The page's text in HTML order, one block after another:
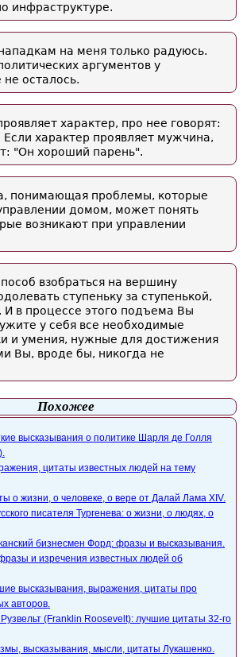
инфраструктуре.
на меня только радуюсь.
аргументов у
осталось.
характер, про нее говорят:
характер проявляет мужчина,
"Он хороший парень".
понимающая проблемы, которые
домом, может понять
возникают при управлении
взобраться на вершину
ступеньку за ступенькой,
И в процессе этого подъема Вы
у себя все необходимые
и умения, нужные для достижения
Вы, вроде бы, никогда не
Похожее
высказывания о политике Шарля де Голля
цитаты известных людей на тему
о жизни, о человеке, о вере от Далай Лама XIV.
писателя Тургенева: о жизни, о людях, о
бизнесмен Форд: фразы и высказывания.
и изречения известных людей об
высказывания, выражения, цитаты про
авторов.
(Franklin Roosevelt): лучшие цитаты 32-го
высказывания, мысли, цитаты Лукашенко.